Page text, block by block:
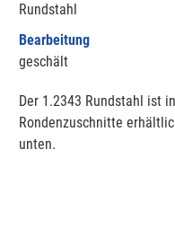
Rundstahl
Bearbeitung
geschält
Der 1.2343 Rundstahl ist
Rondenzuschnitte
unten.